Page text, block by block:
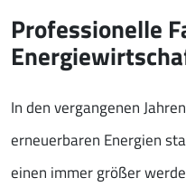
Professionelle
In den vergangenen
erneuerbaren Energien
einen immer größer